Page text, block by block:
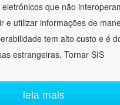
que não
e utilizar informações de
tem alto custo e é
estrangeiras. Tornar SIS
leia mais